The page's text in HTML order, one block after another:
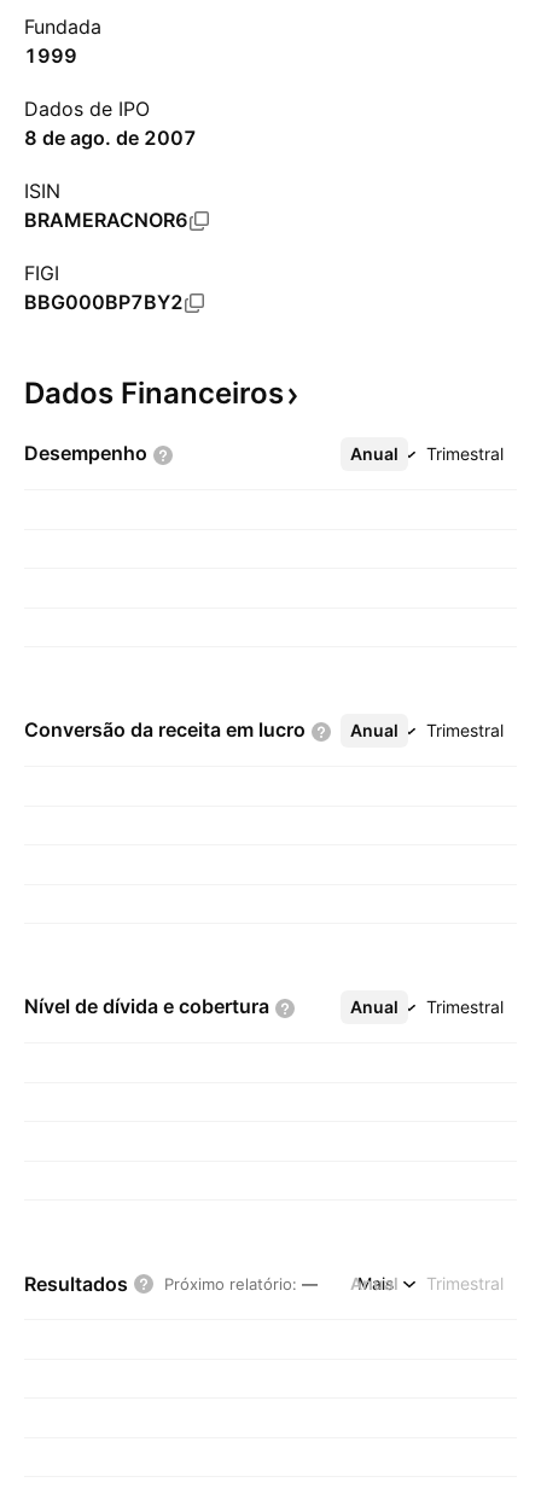
Fundada
1999
Dados de IPO
8 de ago. de 2007
ISIN
BRAMERACNOR6
FIGI
BBG000BP7BY2
Dados Financeiros
Desempenho Anual Trimestral
Mais
Conversão da receita em lucro Anual Trimestral
Mais
Nível de dívida e cobertura Anual Trimestral
Mais
Resultados Próximo relatório: — Anual Trimestral
Mais